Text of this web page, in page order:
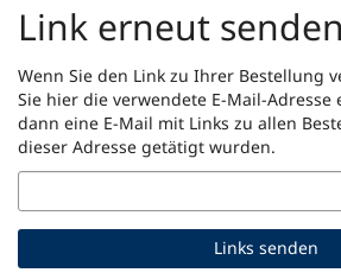
Link erneut senden
Wenn Sie den Link zu Ihrer Bestellung
Sie hier die verwendete E-Mail-
dann eine E-Mail mit Links zu allen
dieser Adresse getätigt wurden.
E-
Mail
Links senden